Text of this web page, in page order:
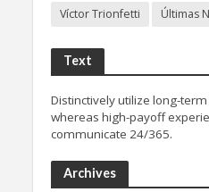
Víctor Trionfetti
Últimas
Text
Distinctively utilize long-
whereas high-payoff
communicate 24/365.
Archives